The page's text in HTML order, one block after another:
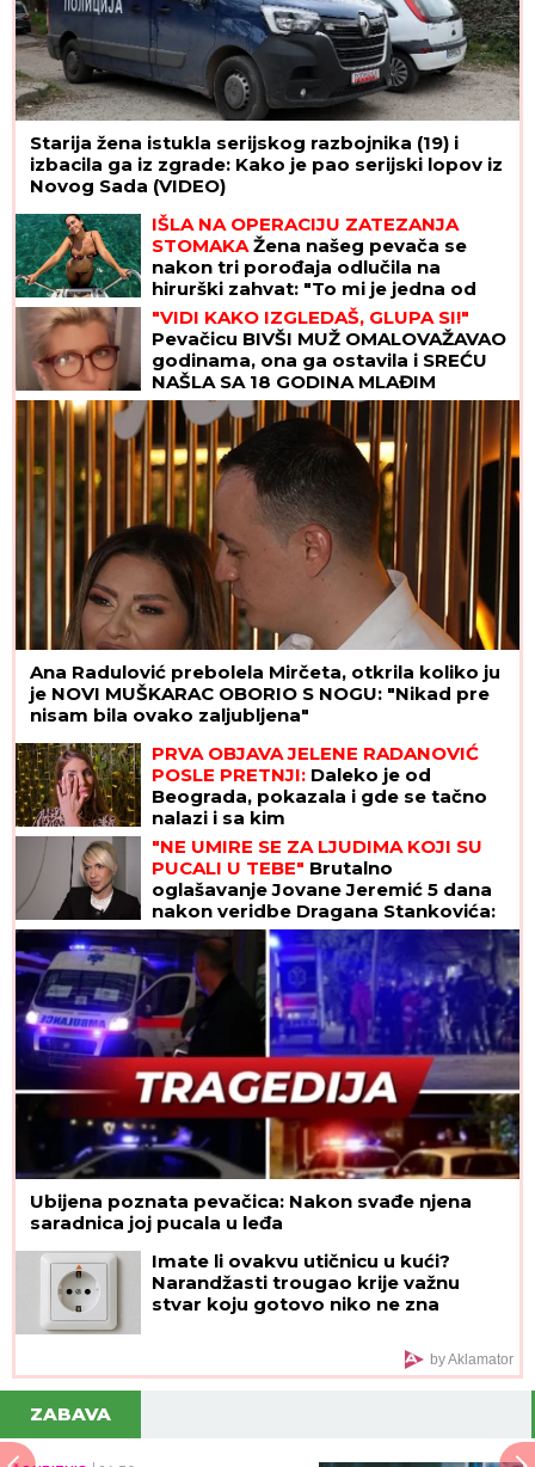
Starija žena istukla serijskog razbojnika (19) i
izbacila ga iz zgrade: Kako je pao serijski lopov iz
Novog Sada (VIDEO)
IŠLA NA OPERACIJU ZATEZANJA
STOMAKAŽena našeg pevača se
nakon tri porođaja odlučila na
hirurški zahvat: "To mi je jedna od
najboljih odluka"
"VIDI KAKO IZGLEDAŠ, GLUPA SI!"
Pevačicu BIVŠI MUŽ OMALOVAŽAVAO
godinama, ona ga ostavila i SREĆU
NAŠLA SA 18 GODINA MLAĐIM
Ana Radulović prebolela Mirčeta, otkrila koliko ju
je NOVI MUŠKARAC OBORIO S NOGU: "Nikad pre
nisam bila ovako zaljubljena"
PRVA OBJAVA JELENE RADANOVIĆ
POSLE PRETNJI: Daleko je od
Beograda, pokazala i gde se tačno
nalazi i sa kim
"NE UMIRE SE ZA LJUDIMA KOJI SU
PUCALI U TEBE" Brutalno
oglašavanje Jovane Jeremić 5 dana
nakon veridbe Dragana Stankovića:
"Znali su šta rade"
Ubijena poznata pevačica: Nakon svađe njena
saradnica joj pucala u leđa
Imate li ovakvu utičnicu u kući?
Narandžasti trougao krije važnu
stvar koju gotovo niko ne zna
by Aklamator
ZABAVA